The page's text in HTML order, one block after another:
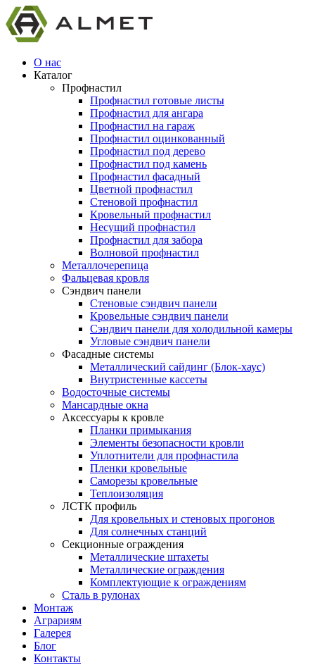
О нас
Каталог
Профнастил
Профнастил готовые листы
Профнастил для ангара
Профнастил на гараж
Профнастил оцинкованный
Профнастил под дерево
Профнастил под камень
Профнастил фасадный
Цветной профнастил
Стеновой профнастил
Кровельный профнастил
Несущий профнастил
Профнастил для забора
Волновой профнастил
Металлочерепица
Фальцевая кровля
Сэндвич панели
Стеновые сэндвич панели
Кровельные сэндвич панели
Сэндвич панели для холодильной камеры
Угловые сэндвич панели
Фасадные системы
Металлический сайдинг (Блок-хаус)
Внутристенные кассеты
Водосточные системы
Мансардные окна
Аксессуары к кровле
Планки примыкания
Элементы безопасности кровли
Уплотнители для профнастила
Пленки кровельные
Саморезы кровельные
Теплоизоляция
ЛСТК профиль
Для кровельных и стеновых прогонов
Для солнечных станций
Секционные ограждения
Металлические штахеты
Металлические ограждения
Комплектующие к ограждениям
Сталь в рулонах
Монтаж
Аграриям
Галерея
Блог
Контакты